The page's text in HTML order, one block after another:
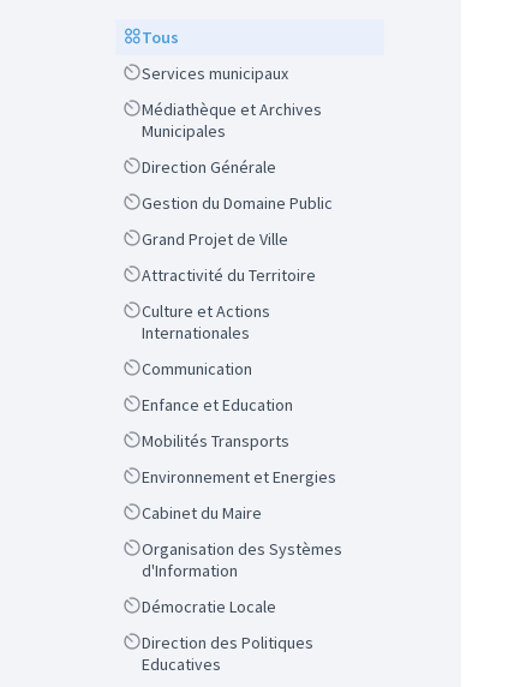
ScopeTous
ScopeServices municipaux
Scope
Médiathèque et Archives
Municipales
ScopeDirection Générale
ScopeGestion du Domaine Public
ScopeGrand Projet de Ville
ScopeAttractivité du Territoire
Scope
Culture et Actions
Internationales
ScopeCommunication
ScopeEnfance et Education
ScopeMobilités Transports
ScopeEnvironnement et Energies
ScopeCabinet du Maire
Scope
Organisation des Systèmes
d'Information
ScopeDémocratie Locale
Scope
Direction des Politiques
Educatives